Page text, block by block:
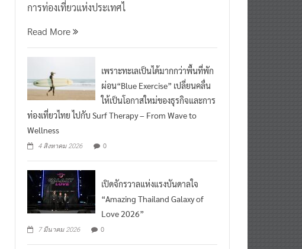
การท่องเที่ยวแห่งประเทศไ
Read More
เพราะทะเลเป็นได้มากกว่าพื้นที่พัก
ผ่อน“Blue Exercise” เปลี่ยนคลื่น
ให้เป็นโอกาสใหม่ของธุรกิจและการ
ท่องเที่ยวไทย ไปกับ Surf Therapy – From Wave to
Wellness
4 สิงหาคม 2026 0
เปิดจักรวาลแห่งแรงบันดาลใจ
“Amazing Thailand Galaxy of
Love 2026”
7 มีนาคม 2026 0